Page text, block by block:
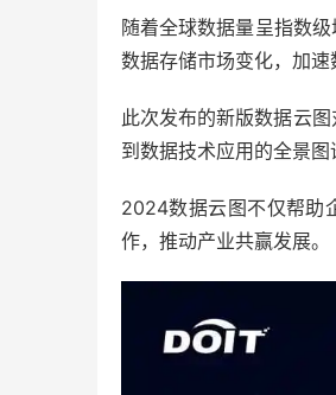
随着全球数据量呈指数
数据存储市场变化，加
此次发布的新版数据云
到数据技术应用的全景图
2024数据云图不仅帮助
作，推动产业共赢发展。